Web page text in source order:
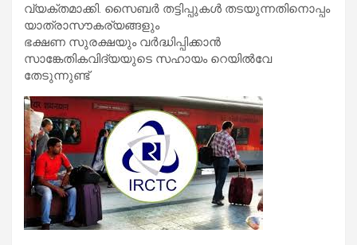
വ്യക്തമാക്കി. സൈബർ തട്ടിപ്പുകള്‍ തടയുന്നതിനൊപ്പം
യാത്രാസൗകര്യങ്ങളും
ഭക്ഷണ സുരക്ഷയും വർദ്ധിപ്പിക്കാൻ
സാങ്കേതികവിദ്യയുടെ സഹായം റെയില്‍വേ
തേടുന്നുണ്ട്